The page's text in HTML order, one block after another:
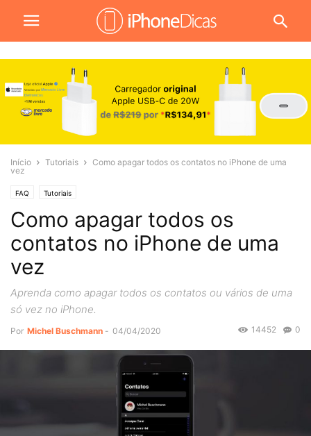
Início Tutoriais
Como apagar todos os contatos no iPhone de uma
vez
FAQ Tutoriais
Como apagar todos os
contatos no iPhone de uma
vez
Aprenda como apagar todos os contatos ou vários de uma
só vez no iPhone.
Por Michel Buschmann - 04/04/2020 0
14452